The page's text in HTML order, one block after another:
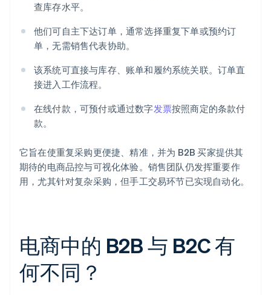
查库存水平。
他们可自主下达订单，通常选择重复下单或预约订
单，无需销售代表协助。
该系统可直接与库存、账单和履约系统关联。订单直
接进入工作流程。
在线付款，可预付或通过数字发票按照商定的条款付
款。
它旨在使重复采购更便捷、精准，并为 B2B 买家提供其
期待的电商品控与可视化体验。销售团队仍发挥重要作
用，尤其针对复杂采购，但手工交易环节已实现自动化。
电商中的 B2B 与 B2C 有
何不同？